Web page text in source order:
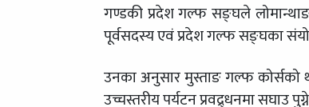
गण्डकी प्रदेश गल्फ सङ्घले
पूर्वसदस्य एवं प्रदेश गल्फ सङ्घका
उनका अनुसार मुस्ताङ गल्फ कोर्सको थप
उच्चस्तरीय पर्यटन प्रवद्र्धनमा सघाउ